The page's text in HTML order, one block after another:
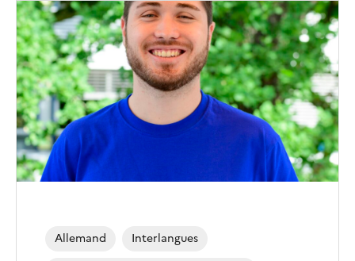
Allemand
Interlangues
Image
de
couverture
(conseillée)